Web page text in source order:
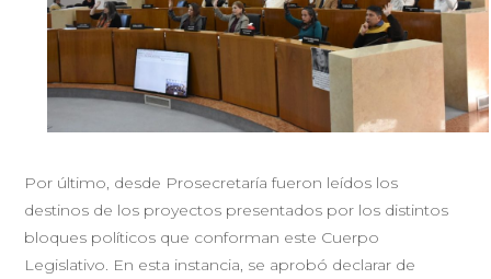
Por último, desde Prosecretaría fueron leídos los
destinos de los proyectos presentados por los distintos
bloques políticos que conforman este Cuerpo
Legislativo. En esta instancia, se aprobó declarar de